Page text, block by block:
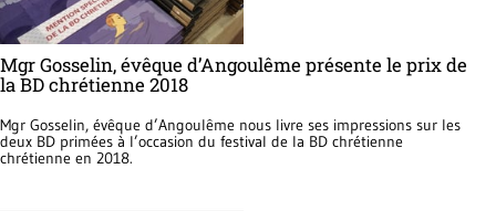
Mgr Gosselin, évêque d’Angoulême présente le prix de
la BD chrétienne 2018
‪Mgr Gosselin, évêque d’Angoulême nous livre ses impressions sur les
deux BD primées à l’occasion du festival de la BD chrétienne
chrétienne en 2018.